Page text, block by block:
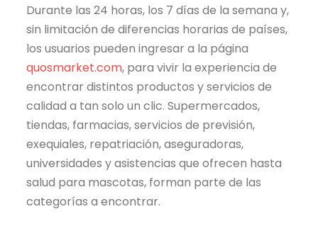
Durante las 24 horas, los 7 días de la semana y,
sin limitación de diferencias horarias de países,
los usuarios pueden ingresar a la página
quosmarket.com, para vivir la experiencia de
encontrar distintos productos y servicios de
calidad a tan solo un clic. Supermercados,
tiendas, farmacias, servicios de previsión,
exequiales, repatriación, aseguradoras,
universidades y asistencias que ofrecen hasta
salud para mascotas, forman parte de las
categorías a encontrar.